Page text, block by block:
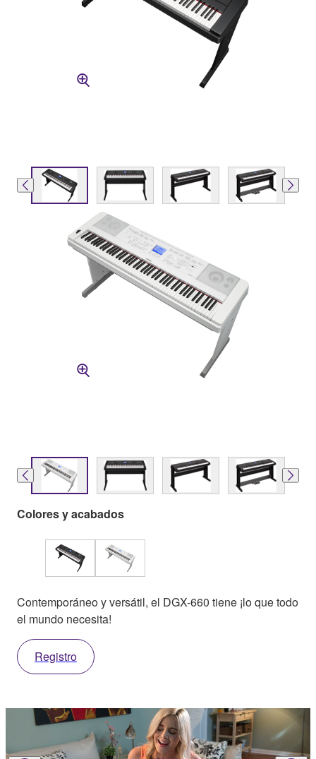
Colores y acabados
Contemporáneo y versátil, el DGX-660 tiene ¡lo que todo
el mundo necesita!
Registro